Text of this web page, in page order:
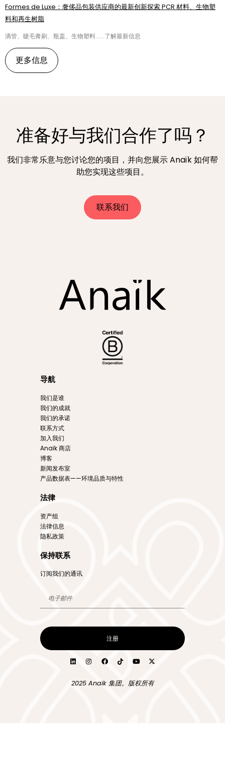
Formes de Luxe：奢侈品包装供应商的最新创新探索 PCR 材料、生物塑
料和再生树脂
滴管、睫毛膏刷、瓶盖、生物塑料......了解最新信息
更多信息
准备好与我们合作了吗？
我们非常乐意与您讨论您的项目，并向您展示 Anaïk 如何帮
助您实现这些项目。
联系我们
导航
我们是谁
我们的成就
我们的承诺
联系方式
加入我们
Anaïk 商店
博客
新闻发布室
产品数据表——环境品质与特性
法律
资产组
法律信息
隐私政策
保持联系
订阅我们的通讯
注册
2025 Anaïk 集团。版权所有